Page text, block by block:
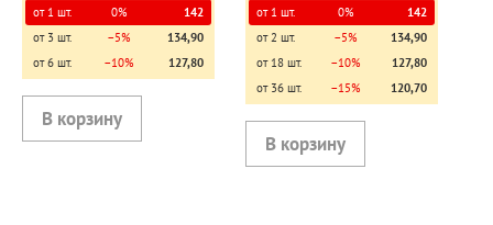
от 1 шт. 0%
142
от 3 шт.
−5%
134,90
от 6 шт.
−10% 127,80
от 1 шт. 0%
142
от 2 шт.
−5%
134,90
от 18 шт.
−10%
127,80
от 36 шт.
−15% 120,70